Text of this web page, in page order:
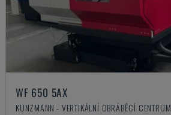
WF 650 5AX
KUNZMANN - VERTIKÁLNÍ OBRÁBĚCÍ CENTRUM